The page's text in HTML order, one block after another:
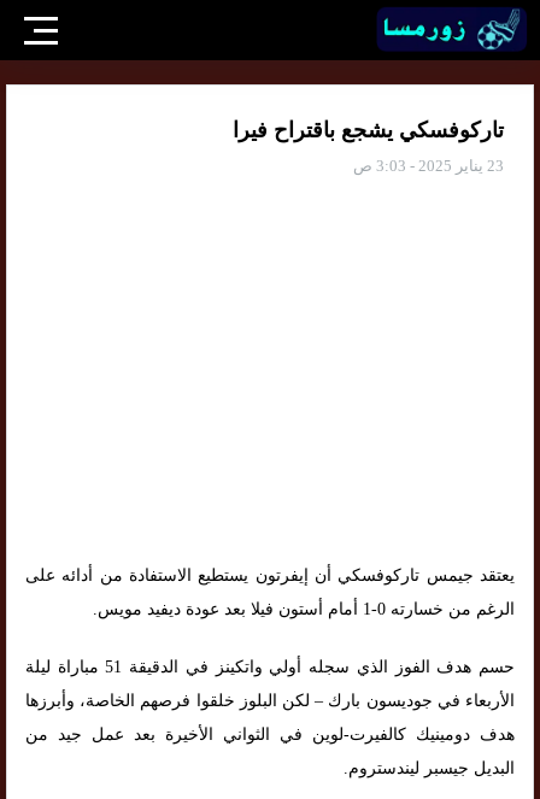
تاركوفسكي يشجع باقتراح فيرا
23 يناير 2025 - 3:03 ص
يعتقد جيمس تاركوفسكي أن إيفرتون يستطيع الاستفادة من أدائه على
الرغم من خسارته 0-1 أمام أستون فيلا بعد عودة ديفيد مويس.
حسم هدف الفوز الذي سجله أولي واتكينز في الدقيقة 51 مباراة ليلة
الأربعاء في جوديسون بارك – لكن البلوز خلقوا فرصهم الخاصة، وأبرزها
هدف دومينيك كالفيرت-لوين في الثواني الأخيرة بعد عمل جيد من
البديل جيسبر ليندستروم.